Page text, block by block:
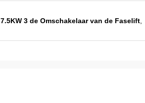
7.5KW 3 de Omschakelaar van de Faselift